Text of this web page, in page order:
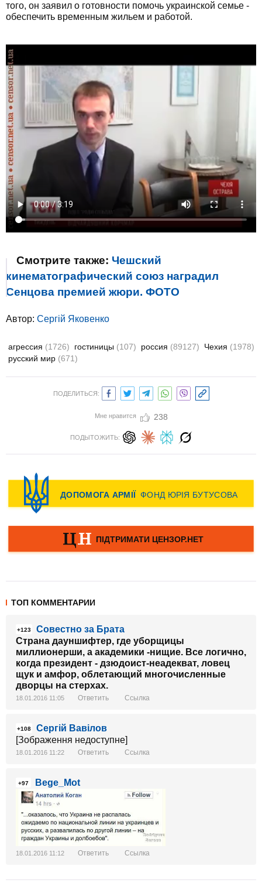
того, он заявил о готовности помочь украинской семье -
обеспечить временным жильем и работой.
Смотрите также: Чешский
кинематографический союз наградил
Сенцова премией жюри. ФОТО
Автор: Сергій Яковенко
агрессия (1726) гостиницы (107) россия (89127) Чехия (1978)
русский мир (671)
ПОДЕЛИТЬСЯ:
Мне нравится 238
ПОДЫТОЖИТЬ:
ТОП КОММЕНТАРИИ
+123
Совестно за Брата
Страна дауншифтер, где уборщицы
миллионерши, а академики -нищие. Все логично,
когда президент - дзюдоист-неадекват, ловец
щук и амфор, облетающий многочисленные
дворцы на стерхах.
18.01.2016 11:05 Ответить Ссылка
+108
Сергій Вавілов
[Зображення недоступне]
18.01.2016 11:22 Ответить Ссылка
+97 Bege_Mot
18.01.2016 11:12 Ответить Ссылка